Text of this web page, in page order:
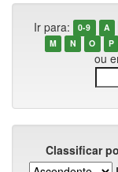
Ir para: 0-9 A
M
N O P
ou
Classificar